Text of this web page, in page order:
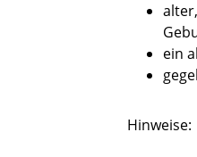
ein
Hinweise: